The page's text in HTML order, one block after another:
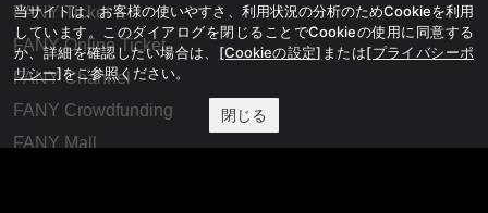
FANY Ticket
FANY Online Ticket
FANY Channel
FANY Crowdfunding
FANY Mall
当サイトは、お客様の使いやすさ、利用状況の分析のためCookieを利用
しています。このダイアログを閉じることでCookieの使用に同意する
か、詳細を確認したい場合は、 [Cookieの設定] または[プライバシーポ
リシー]をご参照ください。
閉じる